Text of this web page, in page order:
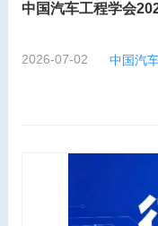
中国汽车工程学会
2026-07-02 中国汽